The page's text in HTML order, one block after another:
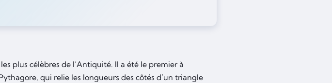
plus célèbres de l’Antiquité. Il a été le premier à
qui relie les longueurs des côtés d’un triangle